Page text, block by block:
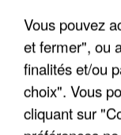
Vous pouvez
et fermer", ou
finalités et/ou
choix". Vous
cliquant sur